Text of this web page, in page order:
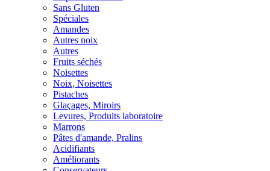
Sans Gluten
Spéciales
Amandes
Autres noix
Autres
Fruits séchés
Noisettes
Noix, Noisettes
Pistaches
Glaçages, Miroirs
Levures, Produits laboratoire
Marrons
Pâtes d'amande, Pralins
Acidifiants
Améliorants